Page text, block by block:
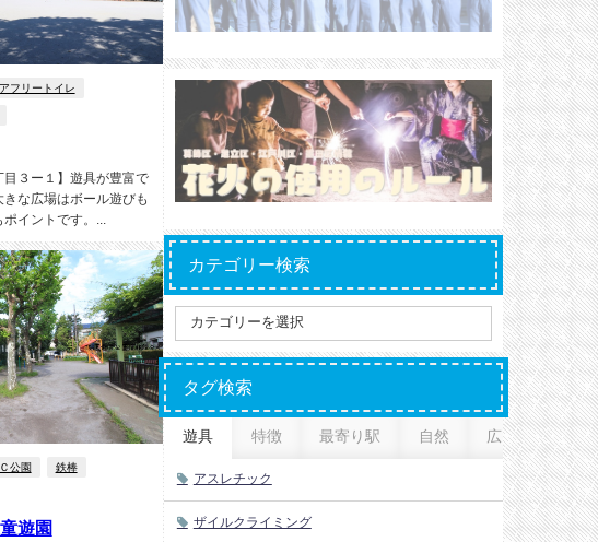
フリートイレ
目３ー１】遊具が豊富で
な広場はボール遊びも
イントです。...
Ｃ公園 鉄棒
遊園
カテゴリー検索
タグ検索
遊具 特徴 最寄り駅 自然 広さ
アスレチック
ザイルクライミング